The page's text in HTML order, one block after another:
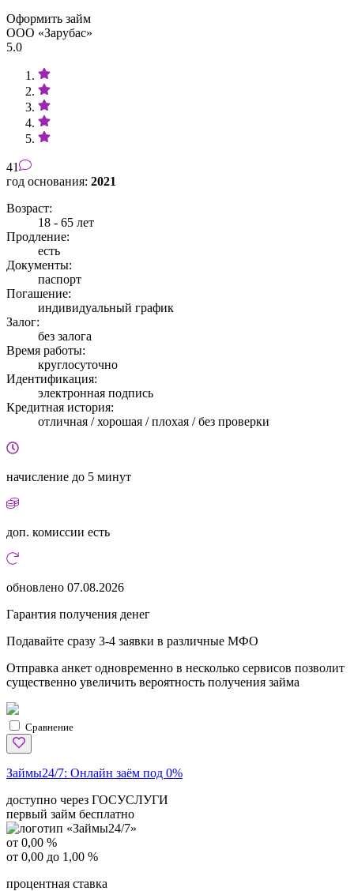
Оформить займ
ООО «Зарубас»
5.0
41
год основания: 2021
Возраст:
18 - 65 лет
Продление:
есть
Документы:
паспорт
Погашение:
индивидуальный график
Залог:
без залога
Время работы:
круглосуточно
Идентификация:
электронная подпись
Кредитная история:
отличная / хорошая / плохая / без проверки
начисление до 5 минут
доп. комиссии есть
обновлено 07.08.2026
Гарантия получения денег
Подавайте сразу 3-4 заявки в различные МФО
Отправка анкет одновременно в несколько сервисов позволит
существенно увеличить вероятность получения займа
Сравнение
Займы24/7: Онлайн заём под 0%
доступно через ГОСУСЛУГИ
первый займ бесплатно
от 0,00 %
от 0,00 до 1,00 %
процентная ставка